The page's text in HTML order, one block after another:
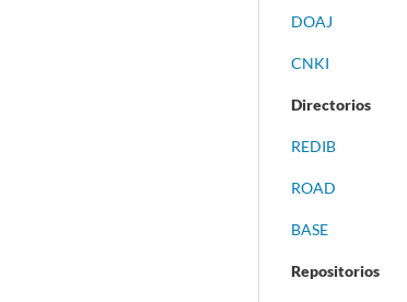
DOAJ
CNKI
Directorios
REDIB
ROAD
BASE
Repositorios